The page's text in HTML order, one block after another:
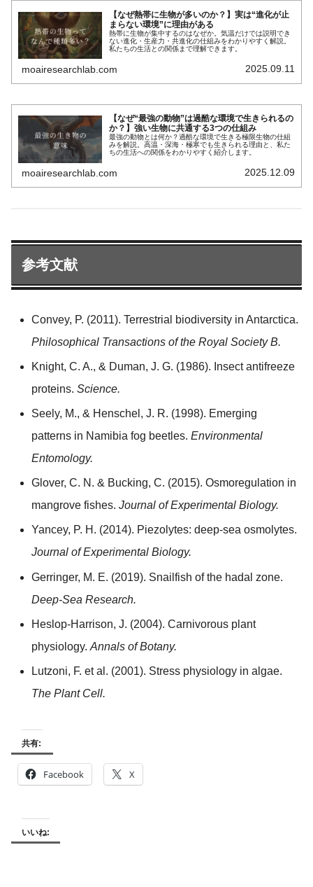
【なぜ熱帯に生物が多いのか？】実は“進化が止
まらない環境”に理由がある
熱帯に生物が集中するのはなぜか。気温だけでは説明でき
ない進化・生産力・共進化の仕組みをわかりやすく解説。
私たちの生活との関係まで理解できます。
moairesearchlab.com 2025.09.11
【なぜ“最強の動物”は過酷な環境で生きられるの
か？】強い生物に共通する3つの仕組み
最強の動物とは何か？過酷な環境で生きる極限生物の仕組
みを解説。高温・深海・極寒でも生きられる理由と、私た
ちの生活への関係をわかりやすく紹介します。
moairesearchlab.com 2025.12.09
参考文献
Convey, P. (2011). Terrestrial biodiversity in Antarctica.
Philosophical Transactions of the Royal Society B.
Knight, C. A., & Duman, J. G. (1986). Insect antifreeze
proteins.Science.
Seely, M., & Henschel, J. R. (1998). Emerging
patterns in Namibia fog beetles.Environmental
Entomology.
Glover, C. N. & Bucking, C. (2015). Osmoregulation in
mangrove fishes.Journal of Experimental Biology.
Yancey, P. H. (2014). Piezolytes: deep-sea osmolytes.
Journal of Experimental Biology.
Gerringer, M. E. (2019). Snailfish of the hadal zone.
Deep-Sea Research.
Heslop-Harrison, J. (2004). Carnivorous plant
physiology.Annals of Botany.
Lutzoni, F. et al. (2001). Stress physiology in algae.
The Plant Cell.
共有:
Facebook X
いいね: